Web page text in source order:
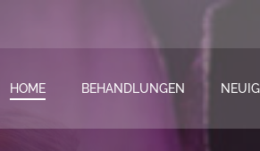
HOME BEHANDLUNGEN